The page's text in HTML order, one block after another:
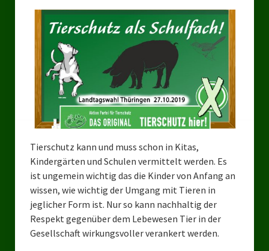
Unsere Verbände
Bezirksverbände
Bezirksverband Ruhrparlamenrt
Bezirksverband Mettmann
Kreisverbände
Kreisverband Neuss
Kreisverband Erkrath
Kreisverband Solingen
Kreisverband Duisburg
Tierschutz kann und muss schon in Kitas,
Kindergärten und Schulen vermittelt werden. Es
ist ungemein wichtig das die Kinder von Anfang an
wissen, wie wichtig der Umgang mit Tieren in
jeglicher Form ist. Nur so kann nachhaltig der
Respekt gegenüber dem Lebewesen Tier in der
Gesellschaft wirkungsvoller verankert werden.